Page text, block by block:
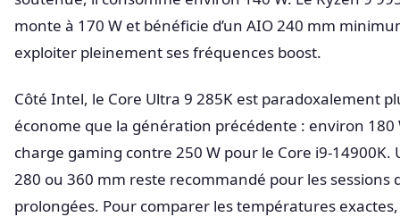
monte à 170 W et bénéficie d’un AIO 240 mm
exploiter pleinement ses fréquences boost.
Côté Intel, le Core Ultra 9 285K est paradoxalement
économe que la génération précédente : environ 180
charge gaming contre 250 W pour le Core i9-14900K.
280 ou 360 mm reste recommandé pour les sessions
prolongées. Pour comparer les températures exactes,